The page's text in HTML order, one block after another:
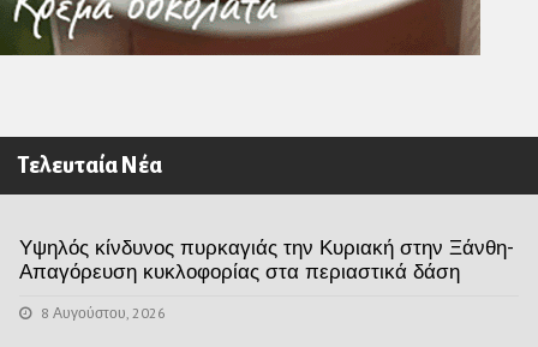
Τελευταία Νέα
Υψηλός κίνδυνος πυρκαγιάς την Κυριακή στην Ξάνθη-
Απαγόρευση κυκλοφορίας στα περιαστικά δάση
8 Αυγούστου, 2026